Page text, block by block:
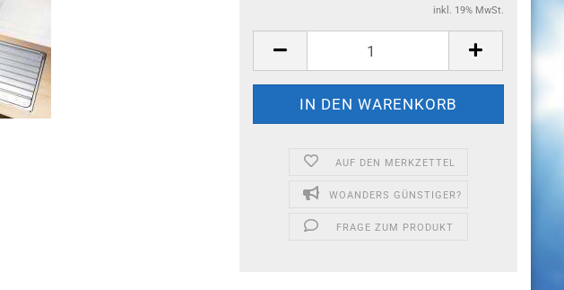
inkl. 19% MwSt.
AUF DEN MERKZETTEL
WOANDERS GÜNSTIGER?
FRAGE ZUM PRODUKT